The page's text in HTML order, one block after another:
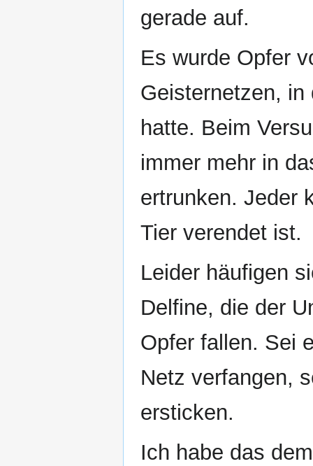
gerade auf.
Es wurde Opfer
Geisternetzen,
hatte. Beim
immer mehr in
ertrunken. Jeder
Tier verendet ist.
Leider häufigen
Delfine, die der
Opfer fallen. Sei
Netz verfangen,
ersticken.
Ich habe das